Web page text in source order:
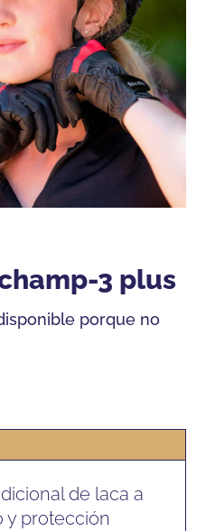
3 plus
porque no
de laca a
y protección